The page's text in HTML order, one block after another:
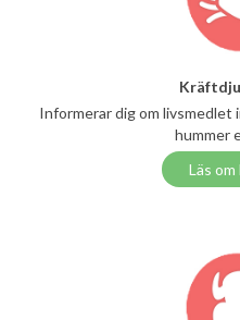
Informerar dig om livsmedlet
hummer
Läs